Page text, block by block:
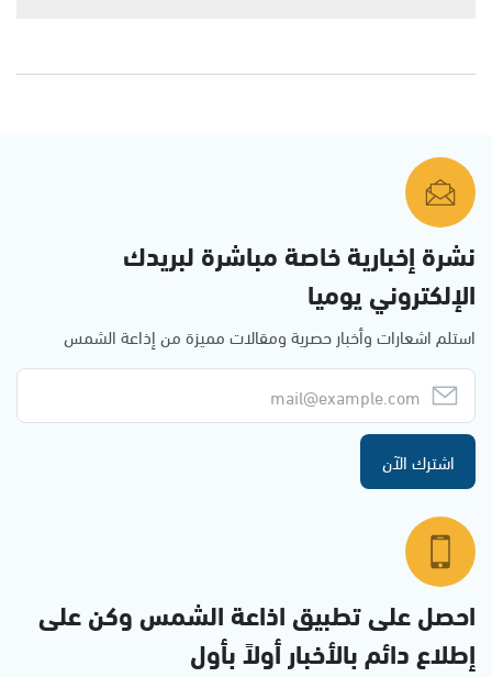
نشرة إخبارية خاصة مباشرة لبريدك
الإلكتروني يوميا
استلم اشعارات وأخبار حصرية ومقالات مميزة من إذاعة الشمس
اشترك الآن
احصل على تطبيق اذاعة الشمس وكن على
إطلاع دائم بالأخبار أولاً بأول